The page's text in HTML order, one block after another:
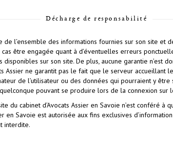
Décharge de responsabilité
de l’ensemble des informations fournies sur son site
être engagée quant à d’éventuelles erreurs
sur son site. De plus, aucune garantie n’est
Assier ne garantit pas le fait que le serveur
de l’utilisateur ou des données qui pourraient y être
pouvant se produire lors de la connexion sur
du cabinet d’Avocats Assier en Savoie n’est conféré
en Savoie est autorisée aux fins exclusives
interdite.